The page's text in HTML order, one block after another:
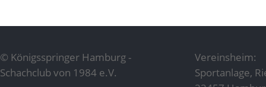
© Königsspringer Hamburg -
Schachclub von 1984 e.V.
Vereinsheim:
Sportanlage,